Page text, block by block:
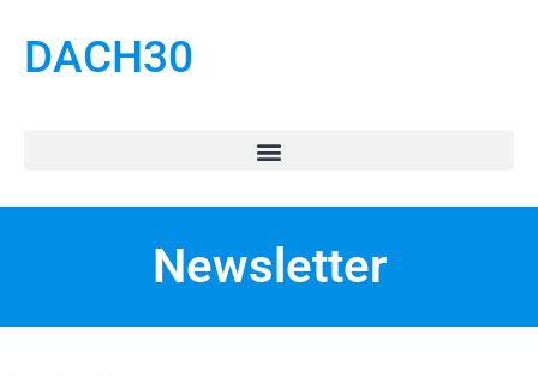
DACH30
Newsletter